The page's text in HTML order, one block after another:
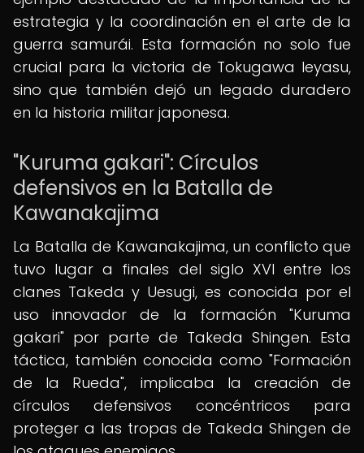
estrategia y la coordinación en el arte de la
guerra samurái. Esta formación no solo fue
crucial para la victoria de Tokugawa Ieyasu,
sino que también dejó un legado duradero
en la historia militar japonesa.
"Kuruma gakari": Círculos
defensivos en la Batalla de
Kawanakajima
La Batalla de Kawanakajima, un conflicto que
tuvo lugar a finales del siglo XVI entre los
clanes Takeda y Uesugi, es conocida por el
uso innovador de la formación "Kuruma
gakari" por parte de Takeda Shingen. Esta
táctica, también conocida como "Formación
de la Rueda", implicaba la creación de
círculos defensivos concéntricos para
proteger a las tropas de Takeda Shingen de